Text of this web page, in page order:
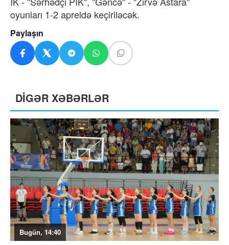
oyunları 1-2 apreldə keçiriləcək.
Paylaşın
DİGƏR XƏBƏRLƏR
Bugün, 14:40